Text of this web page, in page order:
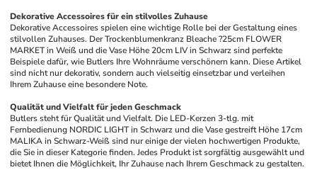
Dekorative Accessoires für ein stilvolles Zuhause
Dekorative Accessoires spielen eine wichtige Rolle bei der Gestaltung eines
stilvollen Zuhauses. Der Trockenblumenkranz Bleache ?25cm FLOWER
MARKET in Weiß und die Vase Höhe 20cm LIV in Schwarz sind perfekte
Beispiele dafür, wie Butlers Ihre Wohnräume verschönern kann. Diese Artikel
sind nicht nur dekorativ, sondern auch vielseitig einsetzbar und verleihen
Ihrem Zuhause eine besondere Note.
Qualität und Vielfalt für jeden Geschmack
Butlers steht für Qualität und Vielfalt. Die LED-Kerzen 3-tlg. mit
Fernbedienung NORDIC LIGHT in Schwarz und die Vase gestreift Höhe 17cm
MALIKA in Schwarz-Weiß sind nur einige der vielen hochwertigen Produkte,
die Sie in dieser Kategorie finden. Jedes Produkt ist sorgfältig ausgewählt und
bietet Ihnen die Möglichkeit, Ihr Zuhause nach Ihrem Geschmack zu gestalten.